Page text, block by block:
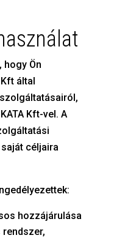
hogy Ön
által
Kft-vel. A
céljaira
hozzájárulása
rendszer,